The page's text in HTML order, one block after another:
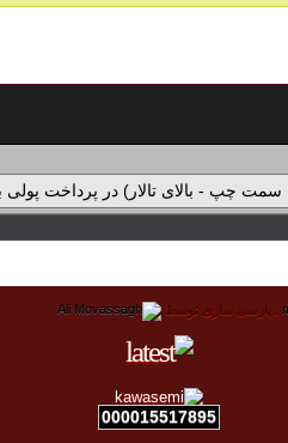
پارسی سازی توسط
000015517895